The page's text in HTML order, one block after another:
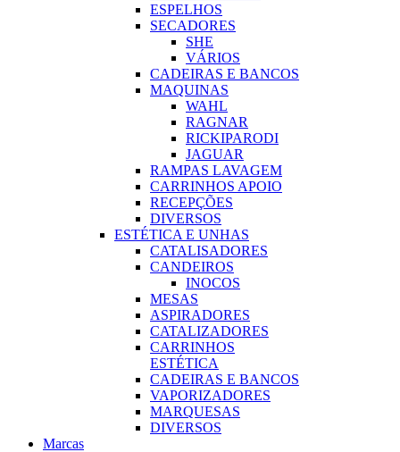
ESPELHOS
SECADORES
SHE
VÁRIOS
CADEIRAS E BANCOS
MAQUINAS
WAHL
RAGNAR
RICKIPARODI
JAGUAR
RAMPAS LAVAGEM
CARRINHOS APOIO
RECEPÇÕES
DIVERSOS
ESTÉTICA E UNHAS
CATALISADORES
CANDEIROS
INOCOS
MESAS
ASPIRADORES
CATALIZADORES
CARRINHOS
ESTÉTICA
CADEIRAS E BANCOS
VAPORIZADORES
MARQUESAS
DIVERSOS
Marcas